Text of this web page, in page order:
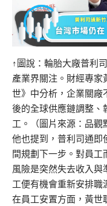
↑圖說：輪胎大廠普利
產業界關注。財經專
世》中分析，企業關廠
後的全球供應鏈調整、
工。（圖片來源：品觀
他也提到，普利司通即
間規劃下一步。對員
風險是突然失去收入與
工便有機會重新安排職
在員工安置方面，黃世